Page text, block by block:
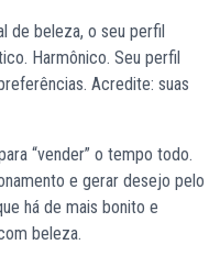
de beleza, o seu perfil
Harmônico. Seu perfil
Acredite: suas
“vender” o tempo todo.
e gerar desejo pelo
há de mais bonito e
beleza.